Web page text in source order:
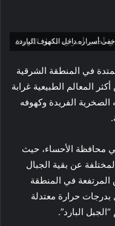
أسراره داخل الكهوف الباردة
في المنطقة الشرقية
المعالم الطبيعية غرابة
الفريدة وكهوفه
محافظة الأحساء، حيث
عن بقية الجبال
المرتفعة في المنطقة
حرارة معتدلة
البارد”.